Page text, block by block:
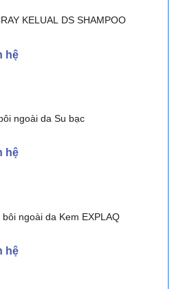
KELUAL DS SHAMPOO
hệ
ngoài da Su bạc
hệ
bôi ngoài da Kem EXPLAQ
hệ